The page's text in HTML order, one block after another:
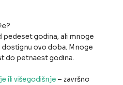
pedeset godina, ali mnoge
ovo doba. Mnoge
do petnaest godina.
ili višegodišnje – završno